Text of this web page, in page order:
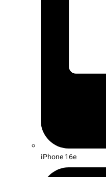
iPhone 16e